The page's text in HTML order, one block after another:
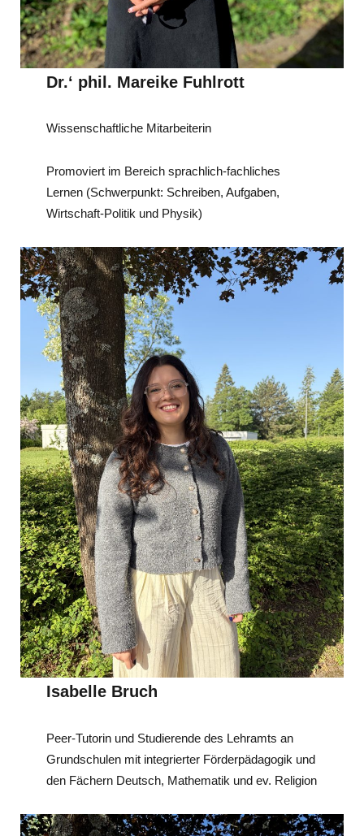
Dr.‘ phil. Mareike Fuhlrott
Wissenschaftliche Mitarbeiterin
Promoviert im Bereich sprachlich-fachliches
Lernen (Schwerpunkt: Schreiben, Aufgaben,
Wirtschaft-Politik und Physik)
Isabelle Bruch
Peer-Tutorin und Studierende des Lehramts an
Grundschulen mit integrierter Förderpädagogik und
den Fächern Deutsch, Mathematik und ev. Religion